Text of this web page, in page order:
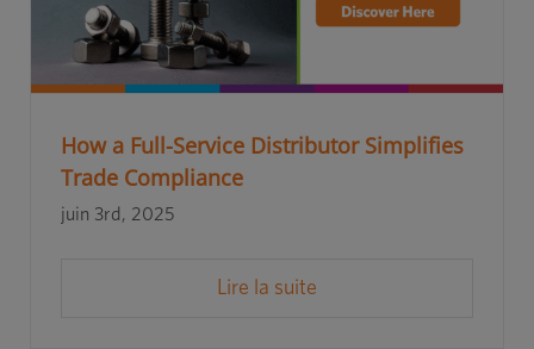
How a Full-Service Distributor Simplifies
Trade Compliance
juin 3rd, 2025
Lire la suite